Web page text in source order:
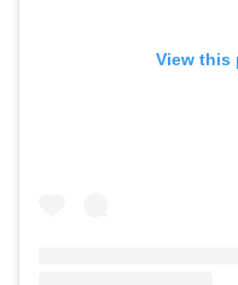
View this